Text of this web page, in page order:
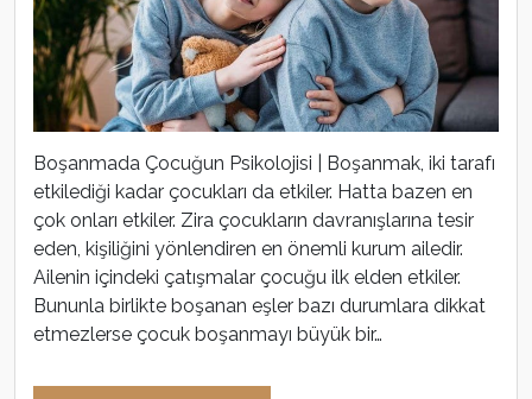
Boşanmada Çocuğun Psikolojisi | Boşanmak, iki tarafı
etkilediği kadar çocukları da etkiler. Hatta bazen en
çok onları etkiler. Zira çocukların davranışlarına tesir
eden, kişiliğini yönlendiren en önemli kurum ailedir.
Ailenin içindeki çatışmalar çocuğu ilk elden etkiler.
Bununla birlikte boşanan eşler bazı durumlara dikkat
etmezlerse çocuk boşanmayı büyük bir…